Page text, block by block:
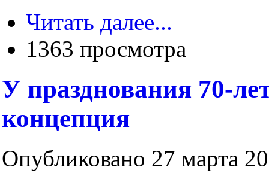
Читать далее...
1363 просмотра
У празднования 70-
концепция
Опубликовано 27 марта